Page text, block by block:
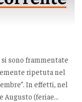
sono frammentate
ripetuta nel
In effetti, nel
Augusto (feriae...